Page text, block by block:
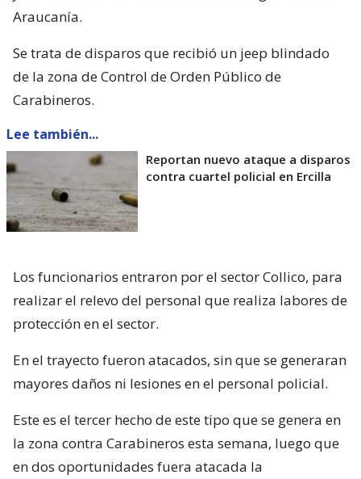
Araucanía.
Se trata de disparos que recibió un jeep blindado
de la zona de Control de Orden Público de
Carabineros.
Lee también...
Reportan nuevo ataque a disparos
contra cuartel policial en Ercilla
Los funcionarios entraron por el sector Collico, para
realizar el relevo del personal que realiza labores de
protección en el sector.
En el trayecto fueron atacados, sin que se generaran
mayores daños ni lesiones en el personal policial.
Este es el tercer hecho de este tipo que se genera en
la zona contra Carabineros esta semana, luego que
en dos oportunidades fuera atacada la